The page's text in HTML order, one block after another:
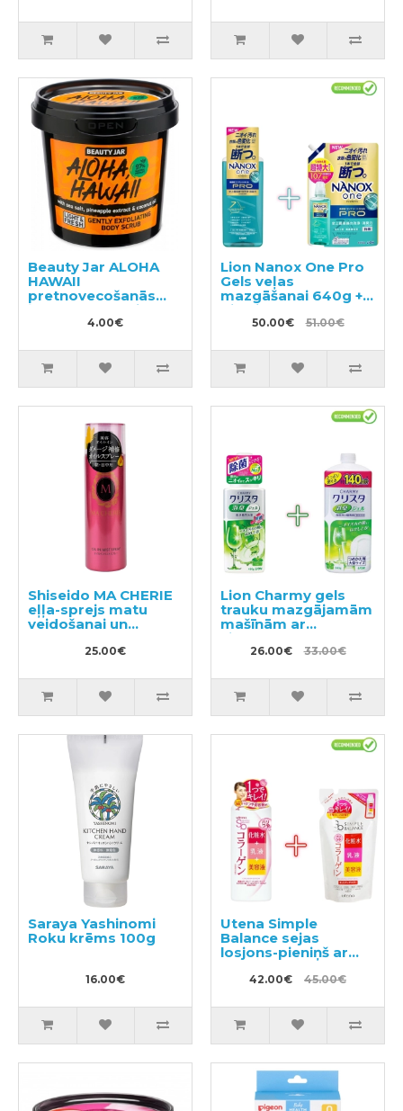
Beauty Jar ALOHA
HAWAII
pretnovecošanās
ķermeņa un sejas
skrubis, 200g
4.00€
Lion Nanox One Pro
Gels veļas
mazgāšanai 640g +
pildviela 1070g
50.00€ 51.00€
Shiseido MA CHERIE
eļļa-sprejs matu
veidošanai un
25.00€
Lion Charmy gels
trauku mazgājamām
mašīnām ar
citronmētras
aromātu 480g +
26.00€ 33.00€
Saraya Yashinomi
Roku krēms 100g
16.00€
Utena Simple
Balance sejas
losjons-pieniņš ar
kolagēnu 220ml +
pildviela 200ml
42.00€ 45.00€